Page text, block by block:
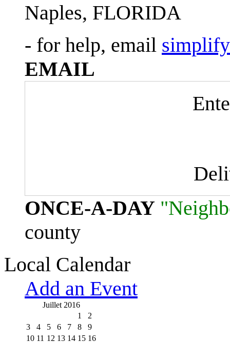
Naples, FLORIDA
- for help, email
EMAIL
ONCE-A-DAY
county
Local Calendar
Add an Event
Juillet 2016
1
2
3
4 5 6 7 8
9
10 11 12 13 14 15 16